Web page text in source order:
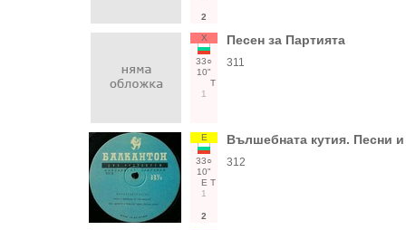
2
Х
33○
10"
Т
1
Песен за Партията
311
Е
33○
10"
Е Т
1
2
Вълшебната кутия. Песни
312